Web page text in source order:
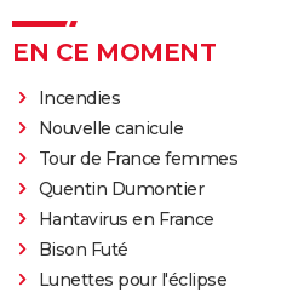
EN CE MOMENT
Incendies
Nouvelle canicule
Tour de France femmes
Quentin Dumontier
Hantavirus en France
Bison Futé
Lunettes pour l'éclipse